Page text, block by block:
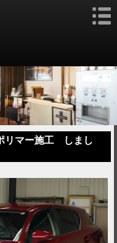
リマー施工 しまし